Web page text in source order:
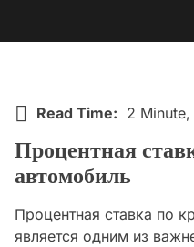
Read Time: 2
Процентная
автомобиль
Процентная ставка по
является одним из